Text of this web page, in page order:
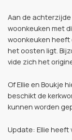
Aan de
woonkeuken met
woonkeuken heeft
het oosten ligt.
vide zich het
Of Ellie en Boukje
beschikt de
kunnen worden
Update: Ellie heeft